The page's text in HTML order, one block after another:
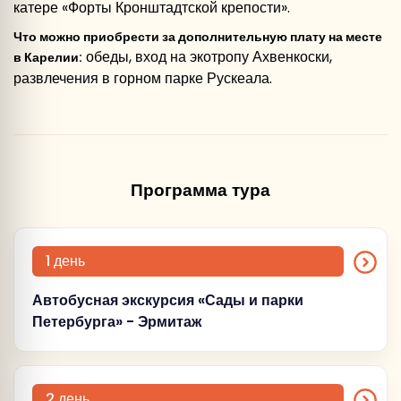
катере «Форты Кронштадтской крепости».
Что можно приобрести за дополнительную плату на месте
в Карелии: обеды, вход на экотропу Ахвенкоски,
развлечения в горном парке Рускеала.
Программа тура
1 день
Автобусная экскурсия «Сады и парки
Петербурга» - Эрмитаж
Встреча с гидом в
холле гостиницы, табличка «Петербург